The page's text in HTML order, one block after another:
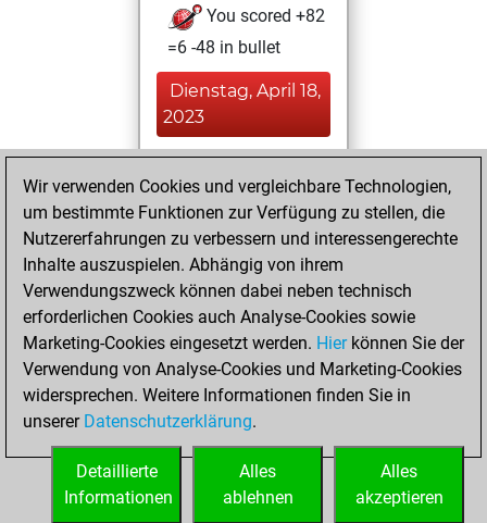
You scored +82
=6 -48 in bullet
Dienstag, April 18,
2023
You played 105
blitz games
Play
You scored +59
=8 -38 in blitz
Dienstag, Mai 4,
2021
You played 1
slow games
Play
You scored +1
=0 -0 in slow games
Wir verwenden Cookies und vergleichbare Technologien,
um bestimmte Funktionen zur Verfügung zu stellen, die
Nutzererfahrungen zu verbessern und interessengerechte
Inhalte auszuspielen. Abhängig von ihrem
Verwendungszweck können dabei neben technisch
erforderlichen Cookies auch Analyse-Cookies sowie
Marketing-Cookies eingesetzt werden. Hierkönnen Sie der
Verwendung von Analyse-Cookies und Marketing-Cookies
widersprechen. Weitere Informationen finden Sie in
unserer Datenschutzerklärung.
Alles
akzeptieren
Alles
ablehnen
Detaillierte
Informationen